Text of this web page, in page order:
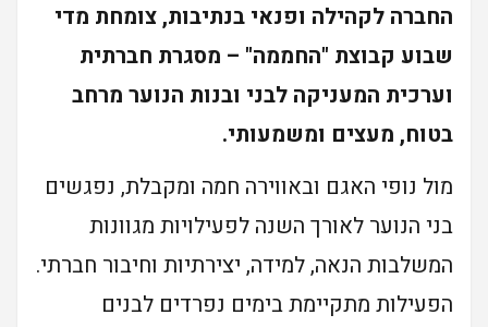
החברה לקהילה ופנאי בנתיבות, צומחת מדי
שבוע קבוצת "החממה" – מסגרת חברתית
וערכית המעניקה לבני ובנות הנוער מרחב
בטוח, מעצים ומשמעותי.
מול נופי האגם ובאווירה חמה ומקבלת, נפגשים
בני הנוער לאורך השנה לפעילויות מגוונות
המשלבות הנאה, למידה, יצירתיות וחיבור חברתי.
הפעילות מתקיימת בימים נפרדים לבנים